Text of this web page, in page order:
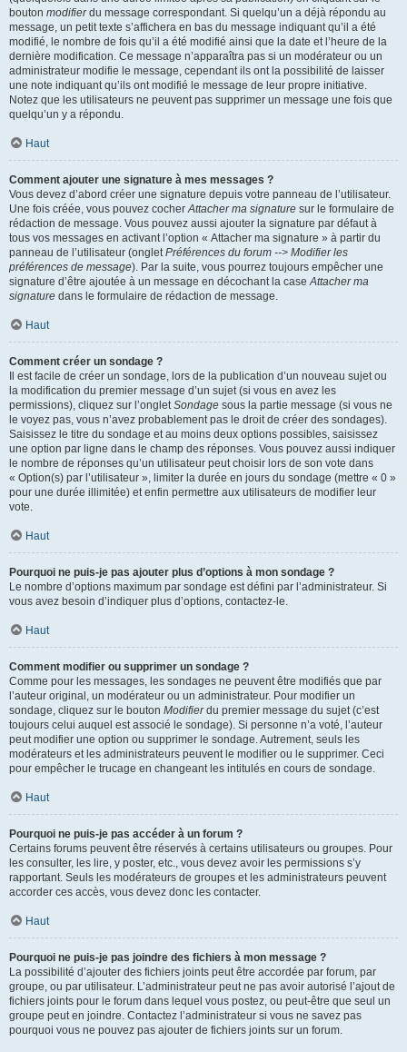
bouton modifierdu message correspondant. Si quelqu’un a déjà répondu au
message, un petit texte s’affichera en bas du message indiquant qu’il a été
modifié, le nombre de fois qu’il a été modifié ainsi que la date et l’heure de la
dernière modification. Ce message n’apparaîtra pas si un modérateur ou un
administrateur modifie le message, cependant ils ont la possibilité de laisser
une note indiquant qu’ils ont modifié le message de leur propre initiative.
Notez que les utilisateurs ne peuvent pas supprimer un message une fois que
quelqu’un y a répondu.
Haut
Comment ajouter une signature à mes messages ?
Vous devez d’abord créer une signature depuis votre panneau de l’utilisateur.
Une fois créée, vous pouvez cocherAttacher ma signature sur le formulaire de
rédaction de message. Vous pouvez aussi ajouter la signature par défaut à
tous vos messages en activant l’option « Attacher ma signature » à partir du
panneau de l’utilisateur (ongletPréférences du forum --> Modifier les
préférences de message). Par la suite, vous pourrez toujours empêcher une
signature d’être ajoutée à un message en décochant la caseAttacher ma
signature dans le formulaire de rédaction de message.
Haut
Comment créer un sondage ?
Il est facile de créer un sondage, lors de la publication d’un nouveau sujet ou
la modification du premier message d’un sujet (si vous en avez les
permissions), cliquez sur l’ongletSondage sous la partie message (si vous ne
le voyez pas, vous n’avez probablement pas le droit de créer des sondages).
Saisissez le titre du sondage et au moins deux options possibles, saisissez
une option par ligne dans le champ des réponses. Vous pouvez aussi indiquer
le nombre de réponses qu’un utilisateur peut choisir lors de son vote dans
« Option(s) par l’utilisateur », limiter la durée en jours du sondage (mettre « 0 »
pour une durée illimitée) et enfin permettre aux utilisateurs de modifier leur
vote.
Haut
Pourquoi ne puis-je pas ajouter plus d’options à mon sondage ?
Le nombre d’options maximum par sondage est défini par l’administrateur. Si
vous avez besoin d’indiquer plus d’options, contactez-le.
Haut
Comment modifier ou supprimer un sondage ?
Comme pour les messages, les sondages ne peuvent être modifiés que par
l’auteur original, un modérateur ou un administrateur. Pour modifier un
sondage, cliquez sur le bouton Modifierdu premier message du sujet (c’est
toujours celui auquel est associé le sondage). Si personne n’a voté, l’auteur
peut modifier une option ou supprimer le sondage. Autrement, seuls les
modérateurs et les administrateurs peuvent le modifier ou le supprimer. Ceci
pour empêcher le trucage en changeant les intitulés en cours de sondage.
Haut
Pourquoi ne puis-je pas accéder à un forum ?
Certains forums peuvent être réservés à certains utilisateurs ou groupes. Pour
les consulter, les lire, y poster, etc., vous devez avoir les permissions s’y
rapportant. Seuls les modérateurs de groupes et les administrateurs peuvent
accorder ces accès, vous devez donc les contacter.
Haut
Pourquoi ne puis-je pas joindre des fichiers à mon message ?
La possibilité d’ajouter des fichiers joints peut être accordée par forum, par
groupe, ou par utilisateur. L’administrateur peut ne pas avoir autorisé l’ajout de
fichiers joints pour le forum dans lequel vous postez, ou peut-être que seul un
groupe peut en joindre. Contactez l’administrateur si vous ne savez pas
pourquoi vous ne pouvez pas ajouter de fichiers joints sur un forum.